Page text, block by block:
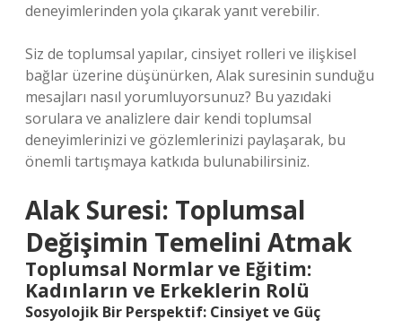
deneyimlerinden yola çıkarak yanıt verebilir.
Siz de toplumsal yapılar, cinsiyet rolleri ve ilişkisel
bağlar üzerine düşünürken, Alak suresinin sunduğu
mesajları nasıl yorumluyorsunuz? Bu yazıdaki
sorulara ve analizlere dair kendi toplumsal
deneyimlerinizi ve gözlemlerinizi paylaşarak, bu
önemli tartışmaya katkıda bulunabilirsiniz.
Alak Suresi: Toplumsal
Değişimin Temelini Atmak
Toplumsal Normlar ve Eğitim:
Kadınların ve Erkeklerin Rolü
Sosyolojik Bir Perspektif: Cinsiyet ve Güç